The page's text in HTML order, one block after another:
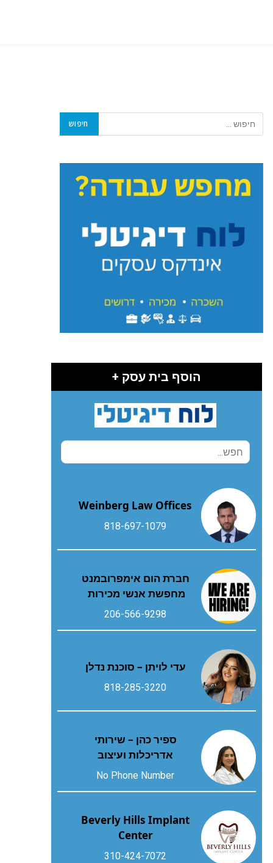
הוסף בית עסק +
Weinberg Law Offices
818-697-1079
חברת הום אימפרובמנט
מחפשת אנשי מכירות
206-566-9298
עדי לויתן – סוכנת נדלן
818-285-3220
ספיר כהן – שירותי
אדריכלות ועיצוב
No Phone Number
Beverly Hills Implant
Center
310-424-7072